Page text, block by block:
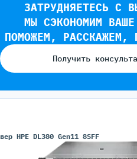
ЗАТРУДНЯЕТЕСЬ С
МЫ СЭКОНОМИМ
ПОМОЖЕМ, РАССКАЖЕМ,
Получить
HPE DL380 Gen11 8SFF